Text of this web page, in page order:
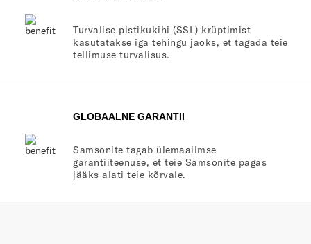
Turvalise pistikukihi (SSL) krüptimist
kasutatakse iga tehingu jaoks, et tagada teie
tellimuse turvalisus.
GLOBAALNE GARANTII
Samsonite tagab ülemaailmse
garantiiteenuse, et teie Samsonite pagas
jääks alati teie kõrvale.